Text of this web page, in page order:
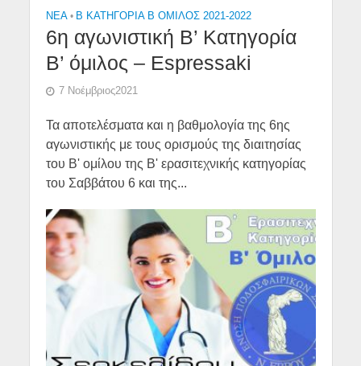
NEA • Β ΚΑΤΗΓΟΡΙΑ Β ΟΜΙΛΟΣ 2021-2022
6η αγωνιστική Β’ Κατηγορία
Β’ όμιλος – Espressaki
7 Νοέμβριος2021
Τα αποτελέσματα και η βαθμολογία της 6ης
αγωνιστικής με τους ορισμούς της διαιτησίας
του Β' ομίλου της Β' ερασιτεχνικής κατηγορίας
του Σαββάτου 6 και της...